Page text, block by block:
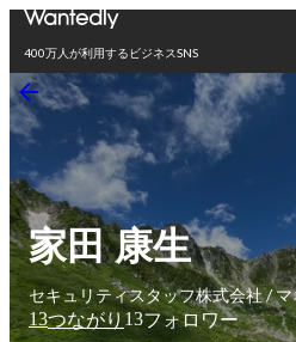
400万人が利用するビジネスSNS
家田 康生
セキュリティスタッフ株式会社 /
13つながり13フォロワー